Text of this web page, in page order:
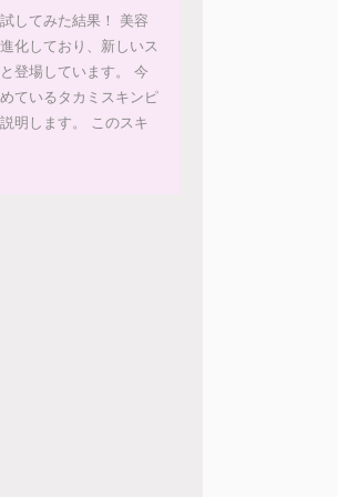
してみた結果！ 美容
化しており、新しいス
登場しています。 今
ているタカミスキンピ
明します。 このスキ